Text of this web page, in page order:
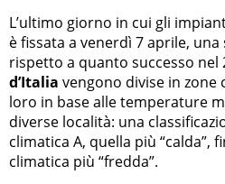
L’ultimo giorno in cui gli
è fissata a venerdì 7 aprile,
rispetto a quanto successo nel
d’Italia vengono divise in zone
loro in base alle temperature
diverse località: una
climatica A, quella più “calda”,
climatica più “fredda”.